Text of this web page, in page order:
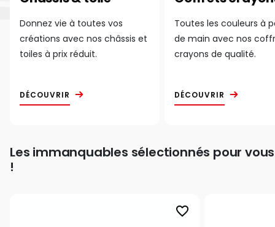
Donnez vie à toutes vos
créations avec nos châssis et
toiles à prix réduit.
DÉCOUVRIR
Toutes les couleurs à
de main avec nos
crayons de qualité.
DÉCOUVRIR
Les immanquables sélectionnés pour vous
!
favorite_border